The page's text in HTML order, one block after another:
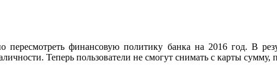
финансовую политику банка на 2016 год. В
Теперь пользователи не смогут снимать с карты